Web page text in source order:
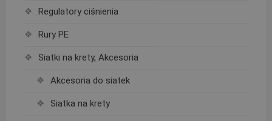
Regulatory ciśnienia
Rury PE
Siatki na krety, Akcesoria
Akcesoria do siatek
Siatka na krety